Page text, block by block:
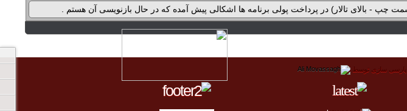
پارسی سازی توسط